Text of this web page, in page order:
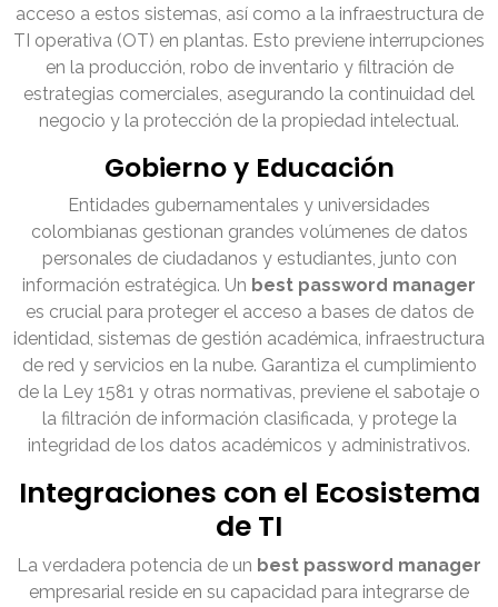
acceso a estos sistemas, así como a la infraestructura de
TI operativa (OT) en plantas. Esto previene interrupciones
en la producción, robo de inventario y filtración de
estrategias comerciales, asegurando la continuidad del
negocio y la protección de la propiedad intelectual.
Gobierno y Educación
Entidades gubernamentales y universidades
colombianas gestionan grandes volúmenes de datos
personales de ciudadanos y estudiantes, junto con
información estratégica. Un best password manager
es crucial para proteger el acceso a bases de datos de
identidad, sistemas de gestión académica, infraestructura
de red y servicios en la nube. Garantiza el cumplimiento
de la Ley 1581 y otras normativas, previene el sabotaje o
la filtración de información clasificada, y protege la
integridad de los datos académicos y administrativos.
Integraciones con el Ecosistema
de TI
La verdadera potencia de un best password manager
empresarial reside en su capacidad para integrarse de